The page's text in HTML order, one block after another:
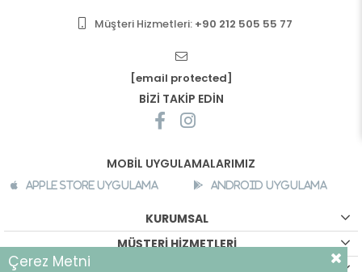
Müşteri Hizmetleri: +90 212 505 55 77
[email protected]
BİZİ TAKİP EDİN
MOBİL UYGULAMALARIMIZ
Apple Store Uygulama Android Uygulama
KURUMSAL
MÜŞTERİ HİZMETLERİ
Çerez Metni